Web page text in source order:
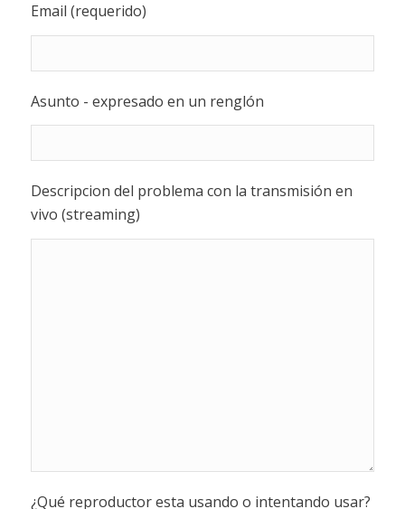
Email (requerido)
Asunto - expresado en un renglón
Descripcion del problema con la transmisión en
vivo (streaming)
¿Qué reproductor esta usando o intentando usar?